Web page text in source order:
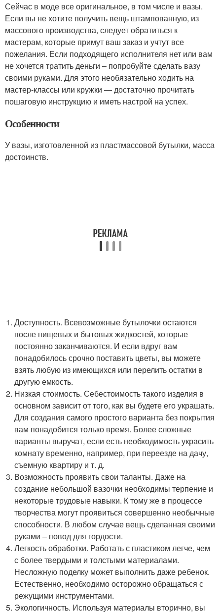
Сейчас в моде все оригинальное, в том числе и вазы.
Если вы не хотите получить вещь штампованную, из
массового производства, следует обратиться к
мастерам, которые примут ваш заказ и учтут все
пожелания. Если подходящего исполнителя нет или вам
не хочется тратить деньги – попробуйте сделать вазу
своими руками. Для этого необязательно ходить на
мастер-классы или кружки — достаточно прочитать
пошаговую инструкцию и иметь настрой на успех.
Особенности
У вазы, изготовленной из пластмассовой бутылки, масса
достоинств.
Доступность. Всевозможные бутылочки остаются
после пищевых и бытовых жидкостей, которые
постоянно заканчиваются. И если вдруг вам
понадобилось срочно поставить цветы, вы можете
взять любую из имеющихся или перелить остатки в
другую емкость.
Низкая стоимость. Себестоимость такого изделия в
основном зависит от того, как вы будете его украшать.
Для создания самого простого варианта без покрытия
вам понадобится только время. Более сложные
варианты выручат, если есть необходимость украсить
комнату временно, например, при переезде на дачу,
съемную квартиру и т. д.
Возможность проявить свои таланты. Даже на
создание небольшой вазочки необходимы терпение и
некоторые трудовые навыки. К тому же в процессе
творчества могут проявиться совершенно необычные
способности. В любом случае вещь сделанная своими
руками – повод для гордости.
Легкость обработки. Работать с пластиком легче, чем
с более твердыми и толстыми материалами.
Несложную поделку может выполнить даже ребенок.
Естественно, необходимо осторожно обращаться с
режущими инструментами.
Экологичность. Используя материалы вторично, вы